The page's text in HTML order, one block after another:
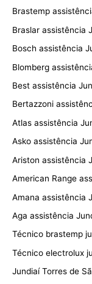
Brastemp
Braslar assistência
Bosch assistência
Blomberg
Best assistência
Bertazzoni
Atlas assistência
Asko assistência
Ariston assistência
American Range
Amana assistência
Aga assistência
Técnico brastemp
Técnico electrolux
Jundiaí Torres de